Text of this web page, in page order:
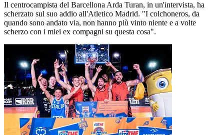
Il centrocampista del Barcellona Arda Turan, in un'intervista, ha
scherzato sul suo addio all'Atletico Madrid. "I colchoneros, da
quando sono andato via, non hanno più vinto niente e a volte
scherzo con i miei ex compagni su questa cosa".